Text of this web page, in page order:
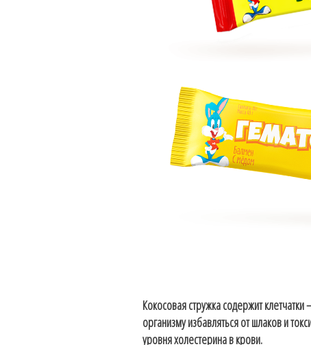
Кокосовая стружка содержит
организму избавляться от шлаков и
уровня холестерина в крови.